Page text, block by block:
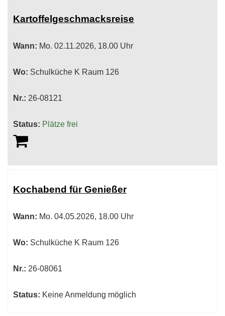
Kartoffelgeschmacksreise
Wann: Mo. 02.11.2026, 18.00 Uhr
Wo: Schulküche K Raum 126
Nr.: 26-08121
Status: Plätze frei
Kochabend für Genießer
Wann: Mo. 04.05.2026, 18.00 Uhr
Wo: Schulküche K Raum 126
Nr.: 26-08061
Status: Keine Anmeldung möglich